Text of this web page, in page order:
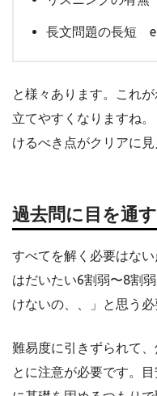
長文問題の長短
と様々あります。これ
立てやすくなりますね
けるべき点がクリアに
過去問に目を通
すべてを解く必要はな
はだいたい6割弱〜8割
けないの、、」と思う必
難易度に引きずられて
とに注意が必要です。